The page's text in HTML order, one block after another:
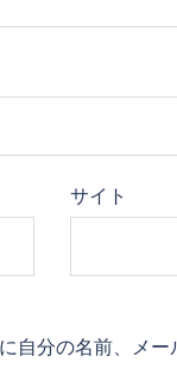
サイト
自分の名前、メー